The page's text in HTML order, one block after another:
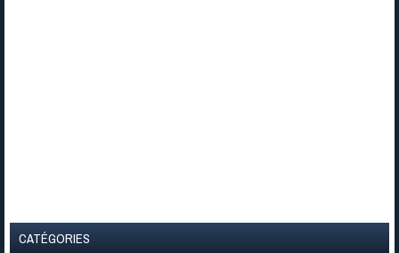
CATÉGORIES